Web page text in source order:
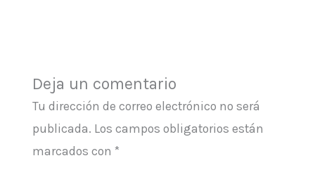
Deja un comentario
Tu dirección de correo electrónico no será
publicada. Los campos obligatorios están
marcados con *